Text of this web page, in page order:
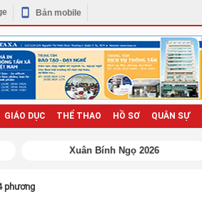
Bản mobile
GIÁO DỤC THỂ THAO HỒ SƠ QUÂN SỰ
phương